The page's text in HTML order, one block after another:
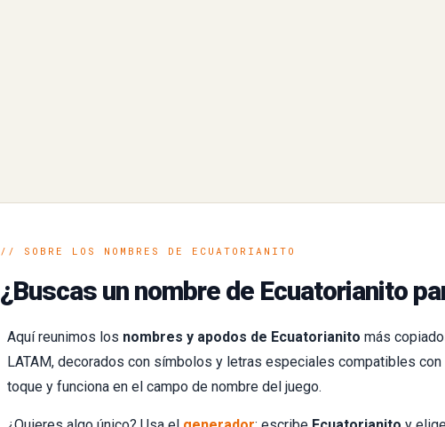
// SOBRE LOS NOMBRES DE ECUATORIANITO
¿Buscas un nombre de Ecuatorianito
Aquí reunimos los nombres y apodos de Ecuatorianito más
LATAM, decorados con símbolos y letras especiales compatibles con
toque y funciona en el campo de nombre del juego.